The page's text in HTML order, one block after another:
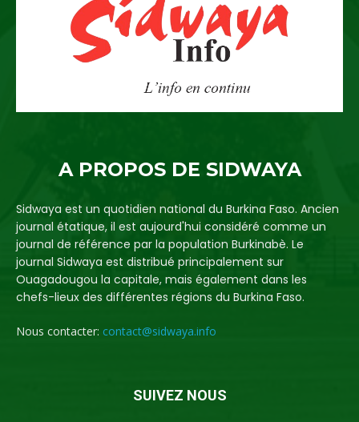
A PROPOS DE SIDWAYA
Sidwaya est un quotidien national du Burkina Faso. Ancien
journal étatique, il est aujourd'hui considéré comme un
journal de référence par la population Burkinabè. Le
journal Sidwaya est distribué principalement sur
Ouagadougou la capitale, mais également dans les
chefs-lieux des différentes régions du Burkina Faso.
Nous contacter: contact@sidwaya.info
SUIVEZ NOUS